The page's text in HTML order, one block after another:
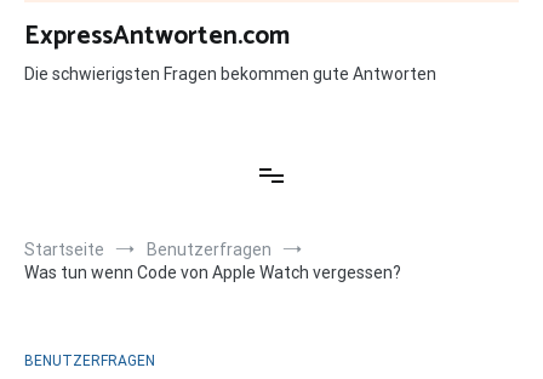
Zum
Inhalt
springen
ExpressAntworten.com
Die schwierigsten Fragen bekommen gute Antworten
Startseite
Benutzerfragen
Was tun wenn Code von Apple Watch vergessen?
BENUTZERFRAGEN